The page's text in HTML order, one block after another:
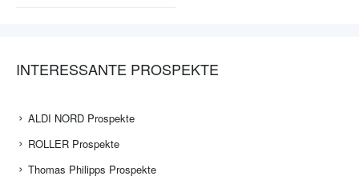
INTERESSANTE PROSPEKTE
ALDI NORD Prospekte
ROLLER Prospekte
Thomas Philipps Prospekte